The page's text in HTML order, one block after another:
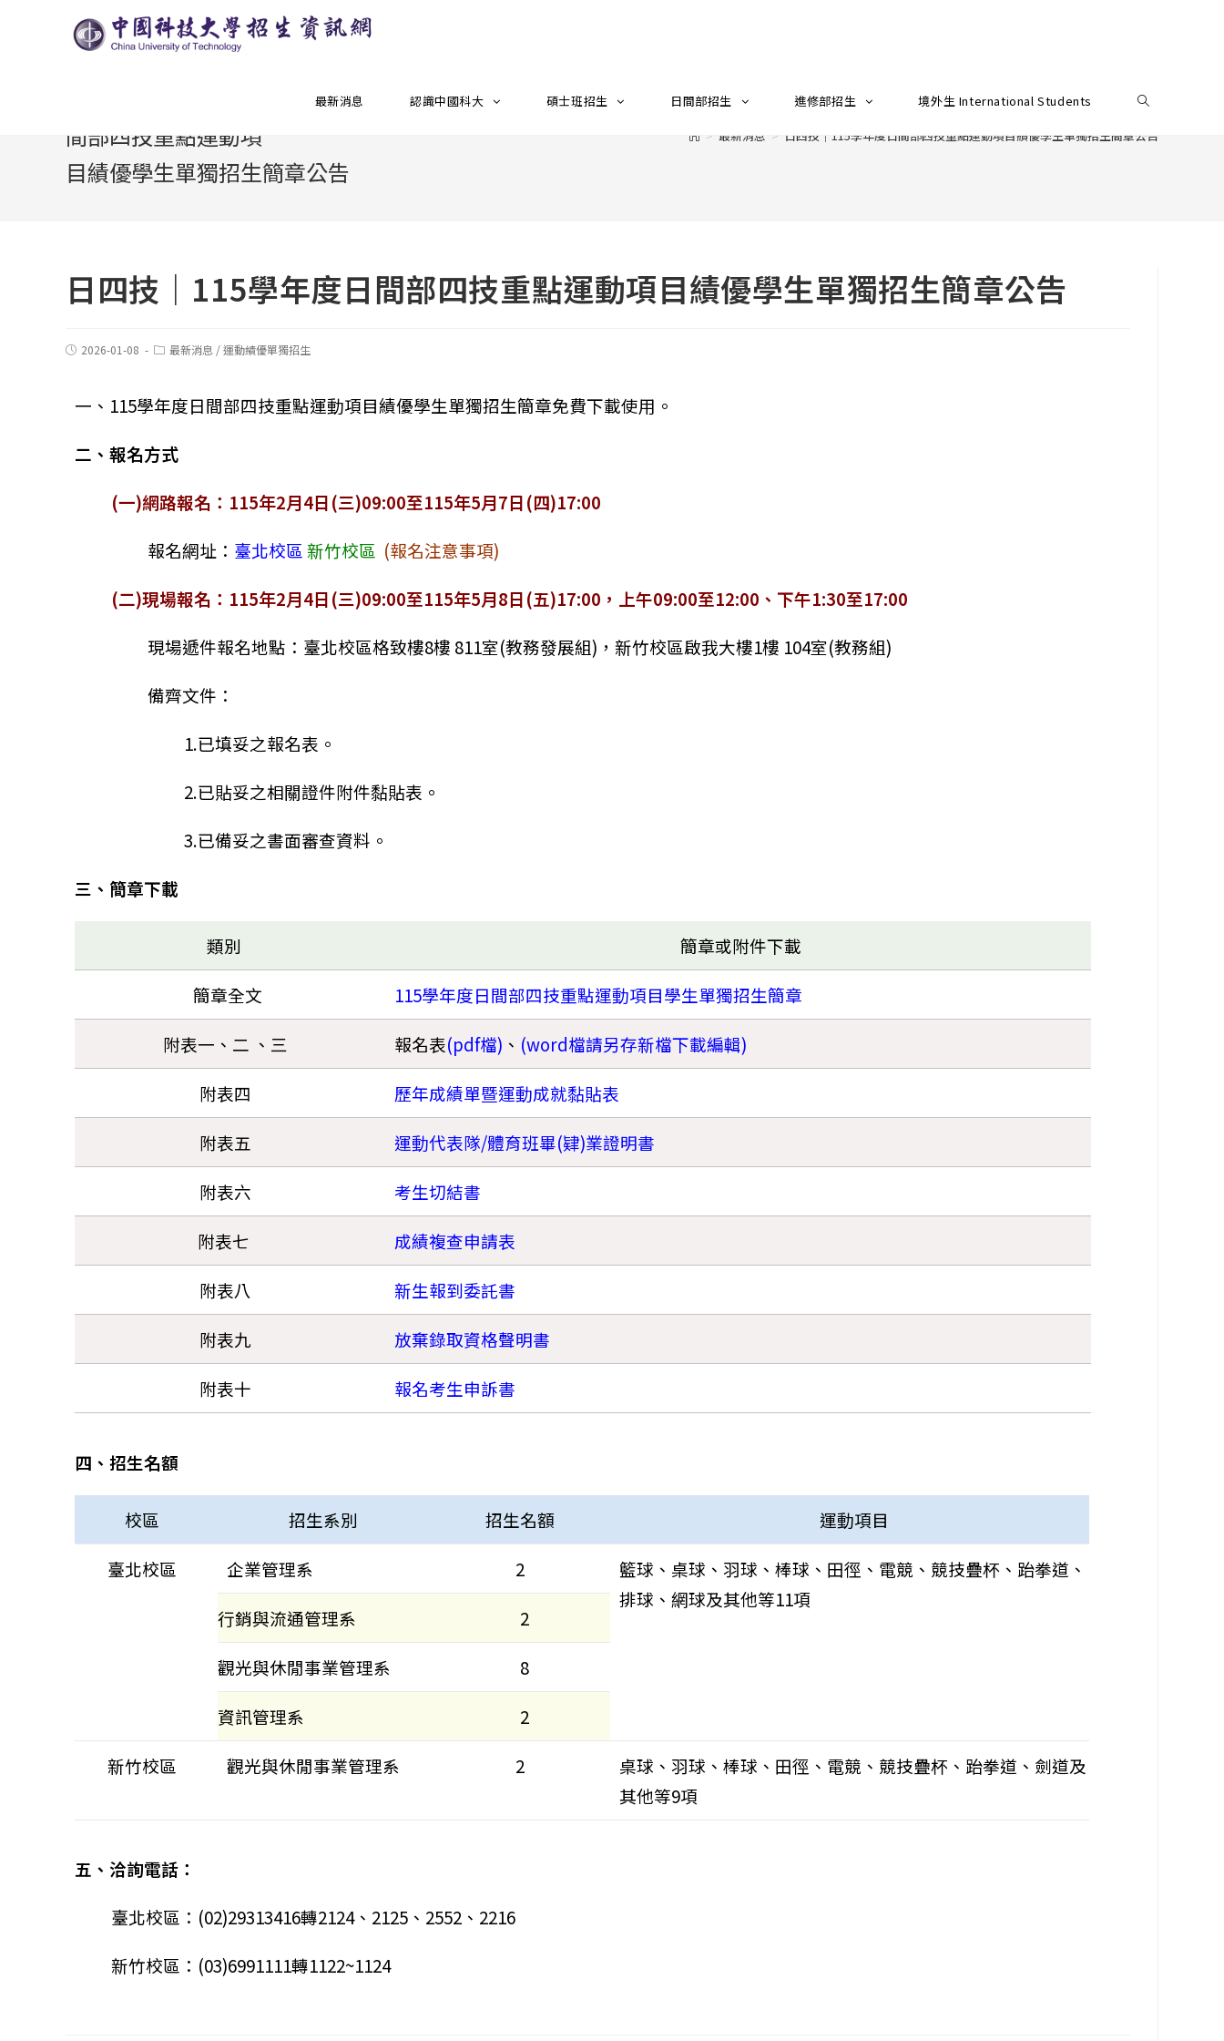
最新消息 認識中國科大 碩士班招生 日間部招生 進修部招生 境外生 International Students
間部四技重點運動項
目績優學生單獨招生簡章公告
> 最新消息 > 日四技｜115學年度日間部四技重點運動項目績優學生單獨招生簡章公告
日四技｜115學年度日間部四技重點運動項目績優學生單獨招生簡章公告
2026-01-08 最新消息 /運動績優單獨招生
一、115學年度日間部四技重點運動項目績優學生單獨招生簡章免費下載使用。
二、報名方式
(一)網路報名：115年2月4日(三)09:00至115年5月7日(四)17:00
報名網址： 臺北校區 新竹校區 (報名注意事項)
(二)現場報名 ： 115年2月4日(三)09:00至115年5月8日(五)17:00，上午09:00至12:00、下午1:30至17:00
現場遞件報名地點：臺北校區格致樓8樓 811室(教務發展組)，新竹校區啟我大樓1樓 104室(教務組)
備齊文件：
1.已填妥之報名表。
2.已貼妥之相關證件附件黏貼表。
3.已備妥之書面審查資料。
三、簡章下載
類別
簡章或附件下載
簡章全文
115學年度日間部四技重點運動項目學生單獨招生簡章
附表一、二 、三
報名表(pdf檔) 、 (word檔請另存新檔下載編輯)
附表四
歷年成績單暨運動成就黏貼表
附表五
運動代表隊/體育班畢(肄)業證明書
附表六
考生切結書
附表七
成績複查申請表
附表八
新生報到委託書
附表九
放棄錄取資格聲明書
附表十
報名考生申訴書
四、招生名額
校區 招生系別 招生名額
運動項目
臺北校區
企業管理系 2
籃球、桌球、羽球、棒球、田徑、電競、競技疊杯、跆拳道、
排球、網球及其他等11項
行銷與流通管理系
2
觀光與休閒事業管理系
8
資訊管理系
2
新竹校區
觀光與休閒事業管理系 2
桌球、羽球、棒球、田徑、電競、競技疊杯、跆拳道、劍道及
其他等9項
五、 洽詢電話：
臺北校區：(02)29313416轉2124、2125、2552、2216
新竹校區：(03)6991111轉1122~1124